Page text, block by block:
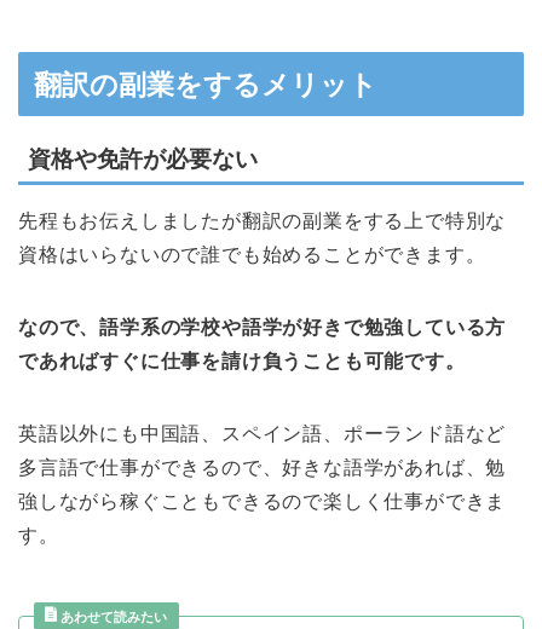
翻訳の副業をするメリット
資格や免許が必要ない
先程もお伝えしましたが翻訳の副業をする上で特別な
資格はいらないので誰でも始めることができます。
なので、語学系の学校や語学が好きで勉強している方
であればすぐに仕事を請け負うことも可能です。
英語以外にも中国語、スペイン語、ポーランド語など
多言語で仕事ができるので、好きな語学があれば、勉
強しながら稼ぐこともできるので楽しく仕事ができま
す。